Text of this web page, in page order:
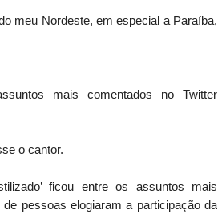
meu Nordeste, em especial a Paraíba,
mais comentados no Twitter
o cantor.
ficou entre os assuntos mais
pessoas elogiaram a participação da